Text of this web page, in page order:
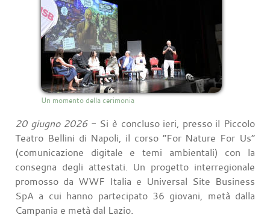
Un momento della cerimonia
20 giugno 2026- Si è concluso ieri, presso il Piccolo
Teatro Bellini di Napoli, il corso “For Nature For Us”
(comunicazione digitale e temi ambientali) con la
consegna degli attestati. Un progetto interregionale
promosso da WWF Italia e Universal Site Business
SpA a cui hanno partecipato 36 giovani, metà dalla
Campania e metà dal Lazio.